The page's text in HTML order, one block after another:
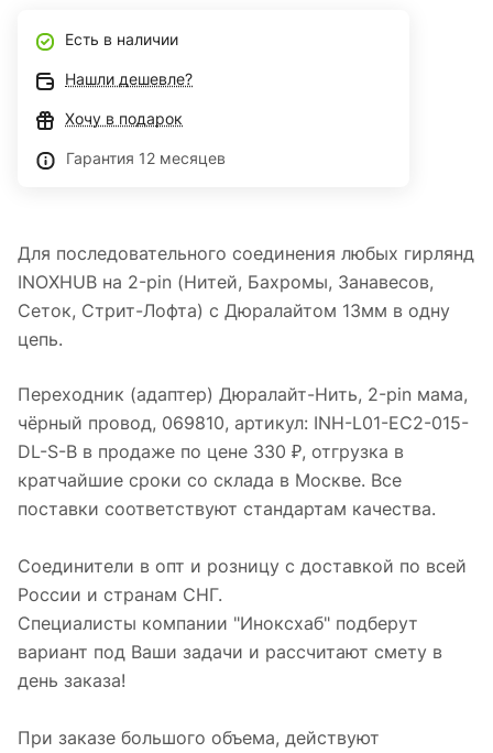
Есть в наличии
Нашли дешевле?
Хочу в подарок
Гарантия 12 месяцев
Для последовательного соединения любых гирлянд
INOXHUB на 2-pin (Нитей, Бахромы, Занавесов,
Сеток, Стрит-Лофта) с Дюралайтом 13мм в одну
цепь.
Переходник (адаптер) Дюралайт-Нить, 2-pin мама,
чёрный провод, 069810, артикул: INH-L01-EC2-015-
DL-S-B в продаже по цене 330 ₽, отгрузка в
кратчайшие сроки со склада в Москве. Все
поставки соответствуют стандартам качества.
Соединители в опт и розницу с доставкой по всей
России и странам СНГ.
Специалисты компании "Иноксхаб" подберут
вариант под Ваши задачи и рассчитают смету в
день заказа!
При заказе большого объема, действуют